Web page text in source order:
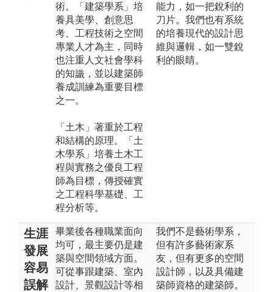
術。「建築學系」培
養具美學、創意思
考、工程技術之空間
專業人才為主，同時
也注重人文社會學科
的知識，並以建築師
養成訓練為重要目標
之一。
「土木」著重於工程
和結構的原理。「土
木學系」培養土木工
程與實務之優良工程
師為目標，傳授確實
之工程科學基礎、工
程分析等。
能力，如一把銳利的
刀片。我們也有系統
的培養現代的設計思
維與邏輯，如一雙銳
利的眼睛。
生涯
發展
容易
誤解
畢業後各種職業面向
均可，最主要仍是建
築與空間領域方面。
可從事跟建築、室內
設計、景觀設計等相
我們不是藝術學系，
但有許多藝術家系
友，但有更多的空間
設計師，以及具備建
築師資格的建築師。